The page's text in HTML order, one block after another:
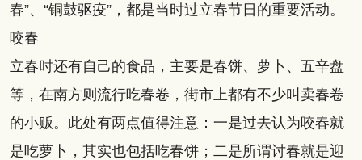
春”、“铜鼓驱疫”，都是当时过立春节日的重要活动。
咬春
立春时还有自己的食品，主要是春饼、萝卜、五辛盘
等，在南方则流行吃春卷，街市上都有不少叫卖春卷
的小贩。此处有两点值得注意：一是过去认为咬春就
是吃萝卜，其实也包括吃春饼；二是所谓讨春就是迎